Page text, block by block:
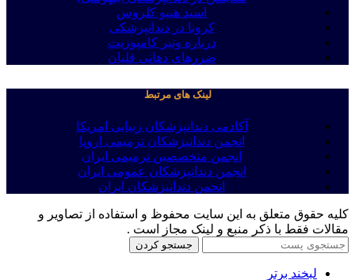
اسید هیپو کلروس
کرونا در دندانپزشکی
درباره ونیر کامپوزیت
ضررهای دهانی قلیان
لینک های مرتبط
آکادمی دندانپزشکان زیبایی امریکا
انجمن دندانپزشکان ترمیمی اروپا
انجمن متخصصین ترمیمی ایران
انجمن دندانپزشکان عمومی ایران
انجمن دندانپزشکان ایران
کلیه حقوق متعلق به این سایت محفوظ و استفاده از تصاویر و
مقالات فقط با ذکر منبع و لینک مجاز است .
جستجو کردن
لبخند برتر